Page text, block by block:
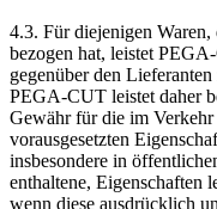
4.3. Für diejenigen
bezogen hat, leistet
gegenüber den
PEGA-CUT leistet daher
Gewähr für die im
vorausgesetzten
insbesondere in
enthaltene, Eigenschaften
wenn diese ausdrücklich